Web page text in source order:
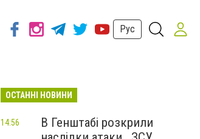
Рус
ОСТАННІ НОВИНИ
В Генштабі розкрили
14:56